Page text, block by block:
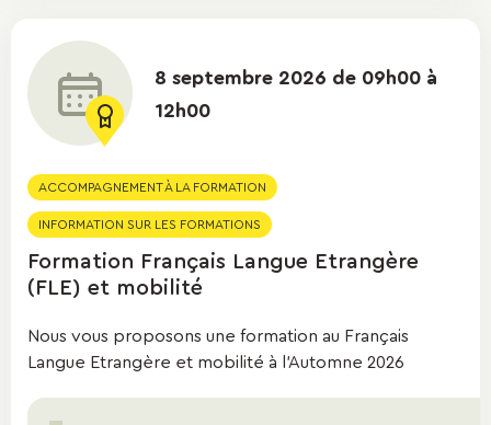
8 septembre 2026 de 09h00 à
12h00
ACCOMPAGNEMENT À LA FORMATION
INFORMATION SUR LES FORMATIONS
Formation Français Langue Etrangère
(FLE) et mobilité
Nous vous proposons une formation au Français
Langue Etrangère et mobilité à l'Automne 2026